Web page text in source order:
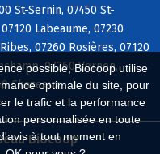
possible, Biocoop utilise
optimale du site, pour
le trafic et la performance
personnalisée en toute
à tout moment en
St-Sernin, 07450 St-
Labeaume, 07230
07260 Rosières, 07120
07260 Vernon,
Chazeaux
Biocoop